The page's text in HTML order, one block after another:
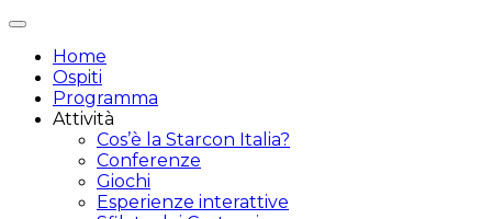
Attiva/disattiva
navigazione
Home
Ospiti
Programma
Attività
Cos’è la Starcon Italia?
Conferenze
Giochi
Esperienze interattive